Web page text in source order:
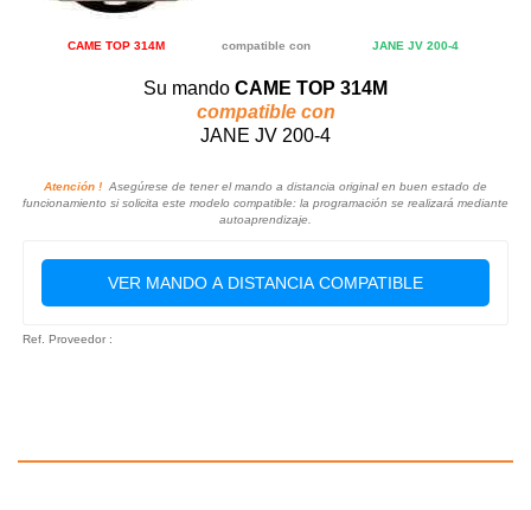
CAME TOP 314M compatible con JANE JV 200-4
Su mando CAME TOP 314M
compatible con
JANE JV 200-4
Atención ! Asegúrese de tener el mando a distancia original en buen estado de
funcionamiento si solicita este modelo compatible: la programación se realizará mediante
autoaprendizaje.
VER MANDO A DISTANCIA COMPATIBLE
Ref. Proveedor :